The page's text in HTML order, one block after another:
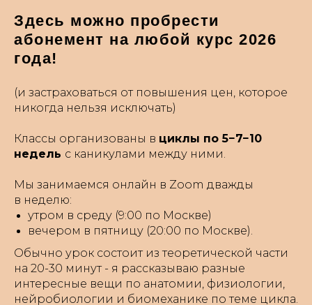
Здесь можно пробрести
абонемент на любой курс 2026
года!
(и застраховаться от повышения цен, которое
никогда нельзя исключать)
Классы организованы в циклы по 5−7−10
недель с каникулами между ними.
Мы занимаемся онлайн в Zoom дважды
в неделю:
утром в среду (9:00 по Москве)
вечером в пятницу (20:00 по Москве).
Обычно урок состоит из теоретической части
на 20-30 минут - я рассказываю разные
интересные вещи по анатомии, физиологии,
нейробиологии и биомеханике по теме цикла.